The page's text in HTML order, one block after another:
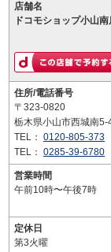
店舗名
ドコモショップ小山南
住所/電話番号
〒323-0820
栃木県小山市西城南5-
TEL： 0120-805-373
TEL： 0285-39-6780
営業時間
午前10時〜午後7時
定休日
第3火曜